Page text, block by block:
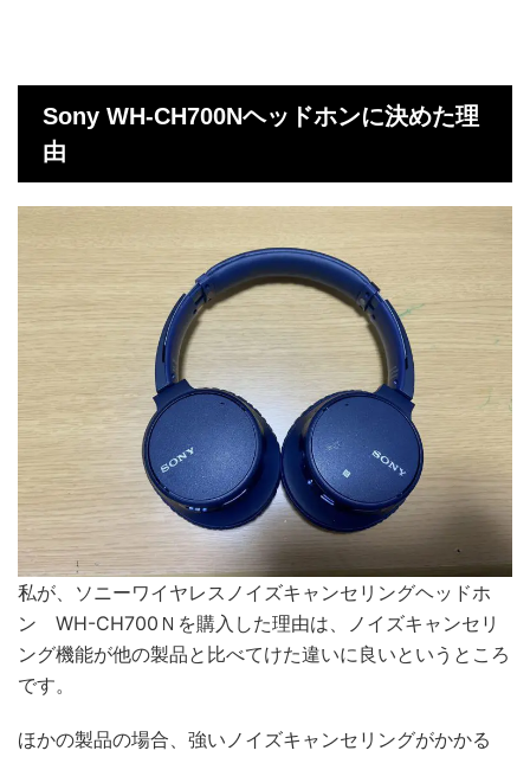
Sony WH-CH700Nヘッドホンに決めた理
由
私が、ソニーワイヤレスノイズキャンセリングヘッドホ
ン WH-CH700Ｎを購入した理由は、ノイズキャンセリ
ング機能が他の製品と比べてけた違いに良いというところ
です。
ほかの製品の場合、強いノイズキャンセリングがかかる